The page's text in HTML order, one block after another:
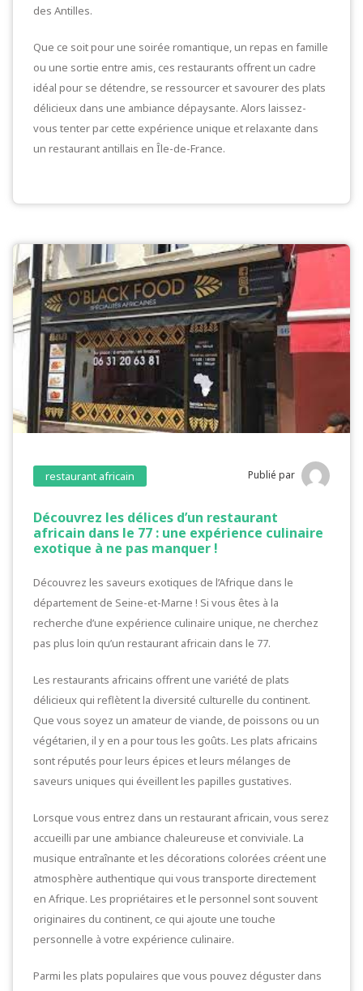
des Antilles.
Que ce soit pour une soirée romantique, un repas en famille
ou une sortie entre amis, ces restaurants offrent un cadre
idéal pour se détendre, se ressourcer et savourer des plats
délicieux dans une ambiance dépaysante. Alors laissez-
vous tenter par cette expérience unique et relaxante dans
un restaurant antillais en Île-de-France.
restaurant africain Publié par
Découvrez les délices d’un restaurant
africain dans le 77 : une expérience culinaire
exotique à ne pas manquer !
Découvrez les saveurs exotiques de l’Afrique dans le
département de Seine-et-Marne ! Si vous êtes à la
recherche d’une expérience culinaire unique, ne cherchez
pas plus loin qu’un restaurant africain dans le 77.
Les restaurants africains offrent une variété de plats
délicieux qui reflètent la diversité culturelle du continent.
Que vous soyez un amateur de viande, de poissons ou un
végétarien, il y en a pour tous les goûts. Les plats africains
sont réputés pour leurs épices et leurs mélanges de
saveurs uniques qui éveillent les papilles gustatives.
Lorsque vous entrez dans un restaurant africain, vous serez
accueilli par une ambiance chaleureuse et conviviale. La
musique entraînante et les décorations colorées créent une
atmosphère authentique qui vous transporte directement
en Afrique. Les propriétaires et le personnel sont souvent
originaires du continent, ce qui ajoute une touche
personnelle à votre expérience culinaire.
Parmi les plats populaires que vous pouvez déguster dans